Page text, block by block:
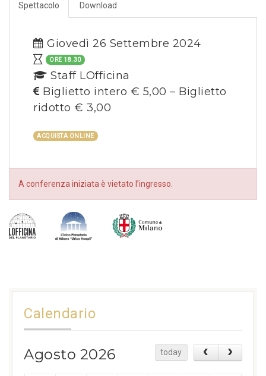
Spettacolo Download
Giovedì 26 Settembre 2024
ORE 18.30
Staff LOfficina
Biglietto intero € 5,00 – Biglietto
ridotto € 3,00
ACQUISTA ONLINE
A conferenza iniziata è vietato l’ingresso.
Calendario
Agosto 2026 today